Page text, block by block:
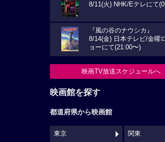
8/11(火) NHK/Eテレにて
『風の谷のナウシカ』
8/14(金) 日本テレビ/金曜
ョーにて(21:00〜)
映画TV放送スケジュールへ
映画館を探す
都道府県から映画館
東京 関東